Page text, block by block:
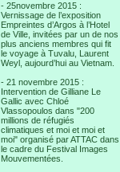
- 25novembre 2015 :
Vernissage de l’exposition
Empreintes d’Argos à l’Hotel
de Ville, invitées par un de nos
plus anciens membres qui fit
le voyage à Tuvalu, Laurent
Weyl, aujourd’hui au Vietnam.
- 21 novembre 2015 :
Intervention de Gilliane Le
Gallic avec Chloé
Vlassopoulos dans "200
millions de réfugiés
climatiques et moi et moi et
moi" organisé par ATTAC dans
le cadre du Festival Images
Mouvementées.